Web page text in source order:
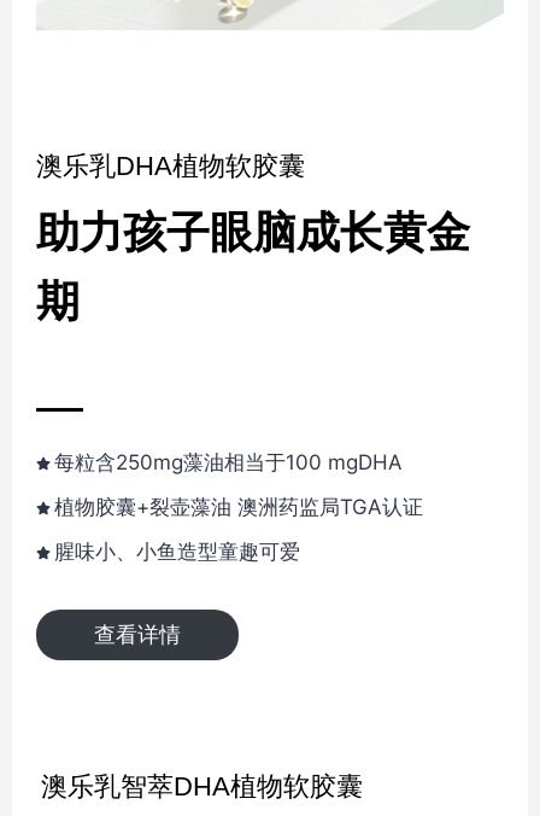
澳乐乳DHA植物软胶囊
助力孩子眼脑成长黄金
期
每粒含250mg藻油相当于100 mgDHA
植物胶囊+裂壶藻油 澳洲药监局TGA认证
腥味小、小鱼造型童趣可爱
查看详情
澳乐乳智萃DHA植物软胶囊